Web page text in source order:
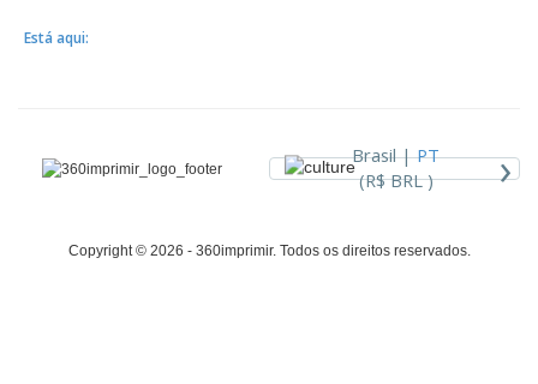
Está aqui:
Brasil |PT
(R$ BRL )
›
Copyright © 2026 - 360imprimir. Todos os direitos reservados.